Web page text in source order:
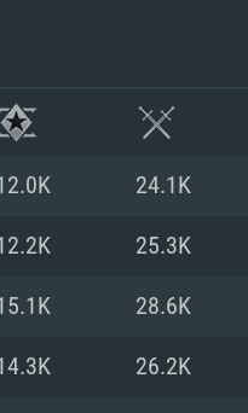
24.1K
25.3K
28.6K
26.2K